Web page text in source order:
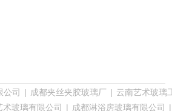
公司 | 成都夹丝夹胶玻璃厂 | 云南艺术玻璃
玻璃有限公司 | 成都淋浴房玻璃有限公司 |